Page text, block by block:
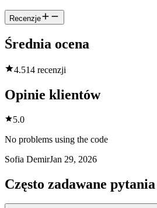
Recenzje
Średnia ocena
4.514 recenzji
Opinie klientów
5.0
No problems using the code
Sofia DemirJan 29, 2026
Często zadawane pytania